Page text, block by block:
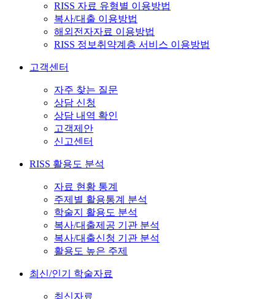
RISS 자료 유형별 이용방법
복사/대출 이용방법
해외전자자료 이용방법
RISS 정보취약계층 서비스 이용방법
고객센터
자주 찾는 질문
상담 신청
상담 내역 확인
고객제안
신고센터
RISS 활용도 분석
자료 현황 통계
주제별 활용통계 분석
학술지 활용도 분석
복사/대출제공 기관 분석
복사/대출신청 기관 분석
활용도 높은 주제
최신/인기 학술자료
최신자료